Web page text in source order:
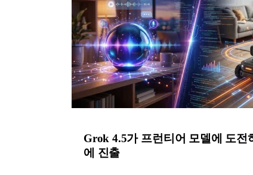
Grok 4.5가 프런티어 모델에 도
에 진출